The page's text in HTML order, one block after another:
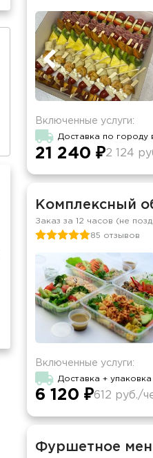
Включенные услуги:
Доставка по городу
21 240 ₽2 124
Комплексный
Заказ за 12 часов (не
85 отзывов
Включенные услуги:
Доставка + упаковка
6 120 ₽612 руб./
Фуршетное